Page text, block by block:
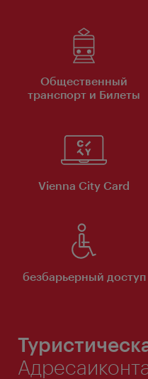
Общественный
транспорт и Билеты
Vienna City Card
безбарьерный доступ